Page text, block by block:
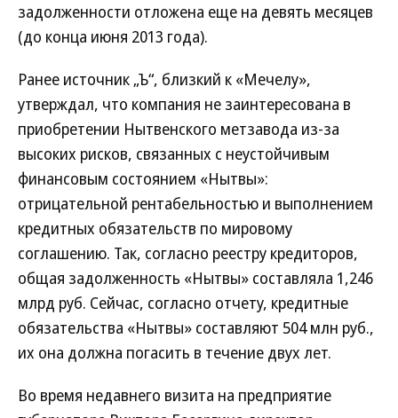
задолженности отложена еще на девять месяцев
(до конца июня 2013 года).
Ранее источник „Ъ“, близкий к «Мечелу»,
утверждал, что компания не заинтересована в
приобретении Нытвенского метзавода из-за
высоких рисков, связанных с неустойчивым
финансовым состоянием «Нытвы»:
отрицательной рентабельностью и выполнением
кредитных обязательств по мировому
соглашению. Так, согласно реестру кредиторов,
общая задолженность «Нытвы» составляла 1,246
млрд руб. Сейчас, согласно отчету, кредитные
обязательства «Нытвы» составляют 504 млн руб.,
их она должна погасить в течение двух лет.
Во время недавнего визита на предприятие